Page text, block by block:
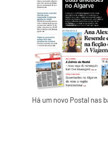
Há um novo Postal nas